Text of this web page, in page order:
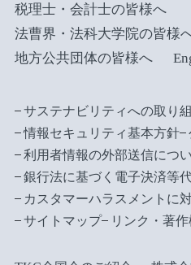
税理士・会計士の皆様へ
法曹界・法科大学院の皆様
地方公共団体の皆様へ
サステナビリティへの取り
情報セキュリティ基本方針
利用者情報の外部送信につ
銀行法に基づく電子決済等
カスタマーハラスメントに
サイトマップ
リンク・著